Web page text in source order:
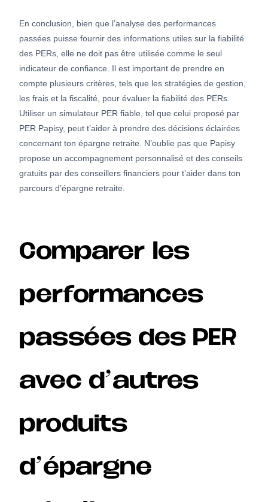
En conclusion, bien que l’analyse des performances
passées puisse fournir des informations utiles sur la fiabilité
des PERs, elle ne doit pas être utilisée comme le seul
indicateur de confiance. Il est important de prendre en
compte plusieurs critères, tels que les stratégies de gestion,
les frais et la fiscalité, pour évaluer la fiabilité des PERs.
Utiliser un simulateur PER fiable, tel que celui proposé par
PER Papisy, peut t’aider à prendre des décisions éclairées
concernant ton épargne retraite. N’oublie pas que Papisy
propose un accompagnement personnalisé et des conseils
gratuits par des conseillers financiers pour t’aider dans ton
parcours d’épargne retraite.
Comparer les
performances
passées des PER
avec d’autres
produits
d’épargne